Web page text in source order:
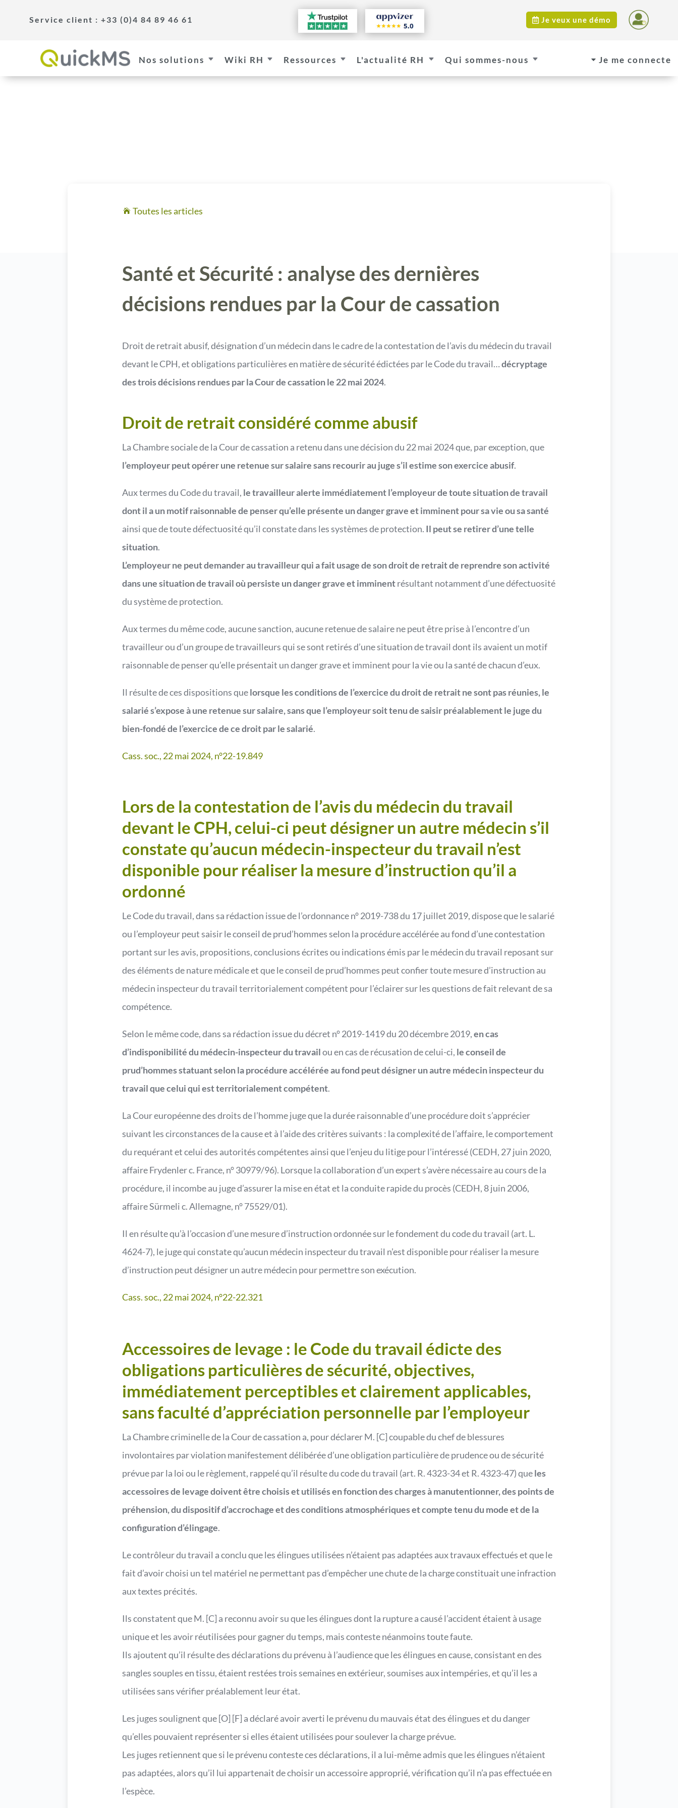
Service client : +33 (0)4 84 89 46 61  Je veux une démo
C
Nos solutions C
Wiki RH C
Ressources C
L'actualité RH C
Qui sommes-nous C Je me connecte
 Toutes les articles
Santé et Sécurité : analyse des dernières
décisions rendues par la Cour de cassation
Droit de retrait abusif, désignation d’un médecin dans le cadre de la contestation de l’avis du médecin du travail
devant le CPH, et obligations particulières en matière de sécurité édictées par le Code du travail…décryptage
des trois décisions rendues par la Cour de cassation le 22 mai 2024.
Droit de retrait considéré comme abusif
La Chambre sociale de la Cour de cassation a retenu dans une décision du 22 mai 2024 que, par exception, que
l’employeur peut opérer une retenue sur salaire sans recourir au juge s’il estime son exercice abusif.
Aux termes du Code du travail, le travailleur alerte immédiatement l’employeur de toute situation de travail
dont il a un motif raisonnable de penser qu’elle présente un danger grave et imminent pour sa vie ou sa santé
ainsi que de toute défectuosité qu’il constate dans les systèmes de protection. Il peut se retirer d’une telle
situation.
L’employeur ne peut demander au travailleur qui a fait usage de son droit de retrait de reprendre son activité
dans une situation de travail où persiste un danger grave et imminentrésultant notamment d’une défectuosité
du système de protection.
Aux termes du même code, aucune sanction, aucune retenue de salaire ne peut être prise à l’encontre d’un
travailleur ou d’un groupe de travailleurs qui se sont retirés d’une situation de travail dont ils avaient un motif
raisonnable de penser qu’elle présentait un danger grave et imminent pour la vie ou la santé de chacun d’eux.
Il résulte de ces dispositions quelorsque les conditions de l’exercice du droit de retrait ne sont pas réunies, le
salarié s’expose à une retenue sur salaire, sans que l’employeur soit tenu de saisir préalablement le juge du
bien-fondé de l’exercice de ce droit par le salarié.
Cass. soc., 22 mai 2024, n°22-19.849
Lors de la contestation de l’avis du médecin du travail
devant le CPH, celui-ci peut désigner un autre médecin s’il
constate qu’aucun médecin-inspecteur du travail n’est
disponible pour réaliser la mesure d’instruction qu’il a
ordonné
Le Code du travail, dans sa rédaction issue de l’ordonnance n° 2019-738 du 17 juillet 2019, dispose que le salarié
ou l’employeur peut saisir le conseil de prud’hommes selon la procédure accélérée au fond d’une contestation
portant sur les avis, propositions, conclusions écrites ou indications émis par le médecin du travail reposant sur
des éléments de nature médicale et que le conseil de prud’hommes peut confier toute mesure d’instruction au
médecin inspecteur du travail territorialement compétent pour l’éclairer sur les questions de fait relevant de sa
compétence.
Selon le même code, dans sa rédaction issue du décret n° 2019-1419 du 20 décembre 2019,en cas
d’indisponibilité du médecin-inspecteur du travailou en cas de récusation de celui-ci, le conseil de
prud’hommes statuant selon la procédure accélérée au fond peut désigner un autre médecin inspecteur du
travail que celui qui est territorialement compétent.
La Cour européenne des droits de l’homme juge que la durée raisonnable d’une procédure doit s’apprécier
suivant les circonstances de la cause et à l’aide des critères suivants : la complexité de l’affaire, le comportement
du requérant et celui des autorités compétentes ainsi que l’enjeu du litige pour l’intéressé (CEDH, 27 juin 2020,
affaire Frydenler c. France, n° 30979/96). Lorsque la collaboration d’un expert s’avère nécessaire au cours de la
procédure, il incombe au juge d’assurer la mise en état et la conduite rapide du procès (CEDH, 8 juin 2006,
affaire Sürmeli c. Allemagne, n° 75529/01).
Il en résulte qu’à l’occasion d’une mesure d’instruction ordonnée sur le fondement du code du travail (art. L.
4624-7), le juge qui constate qu’aucun médecin inspecteur du travail n’est disponible pour réaliser la mesure
d’instruction peut désigner un autre médecin pour permettre son exécution.
Cass. soc., 22 mai 2024, n°22-22.321
Accessoires de levage : le Code du travail édicte des
obligations particulières de sécurité, objectives,
immédiatement perceptibles et clairement applicables,
sans faculté d’appréciation personnelle par l’employeur
La Chambre criminelle de la Cour de cassation a, pour déclarer M. [C] coupable du chef de blessures
involontaires par violation manifestement délibérée d’une obligation particulière de prudence ou de sécurité
prévue par la loi ou le règlement, rappelé qu’il résulte du code du travail (art. R. 4323-34 et R. 4323-47) queles
accessoires de levage doivent être choisis et utilisés en fonction des charges à manutentionner, des points de
préhension, du dispositif d’accrochage et des conditions atmosphériques et compte tenu du mode et de la
configuration d’élingage.
Le contrôleur du travail a conclu que les élingues utilisées n’étaient pas adaptées aux travaux effectués et que le
fait d’avoir choisi un tel matériel ne permettant pas d’empêcher une chute de la charge constituait une infraction
aux textes précités.
Ils constatent que M. [C] a reconnu avoir su que les élingues dont la rupture a causé l’accident étaient à usage
unique et les avoir réutilisées pour gagner du temps, mais conteste néanmoins toute faute.
Ils ajoutent qu’il résulte des déclarations du prévenu à l’audience que les élingues en cause, consistant en des
sangles souples en tissu, étaient restées trois semaines en extérieur, soumises aux intempéries, et qu’il les a
utilisées sans vérifier préalablement leur état.
Les juges soulignent que [O] [F] a déclaré avoir averti le prévenu du mauvais état des élingues et du danger
qu’elles pouvaient représenter si elles étaient utilisées pour soulever la charge prévue.
Les juges retiennent que si le prévenu conteste ces déclarations, il a lui-même admis que les élingues n’étaient
pas adaptées, alors qu’il lui appartenait de choisir un accessoire approprié, vérification qu’il n’a pas effectuée en
l’espèce.